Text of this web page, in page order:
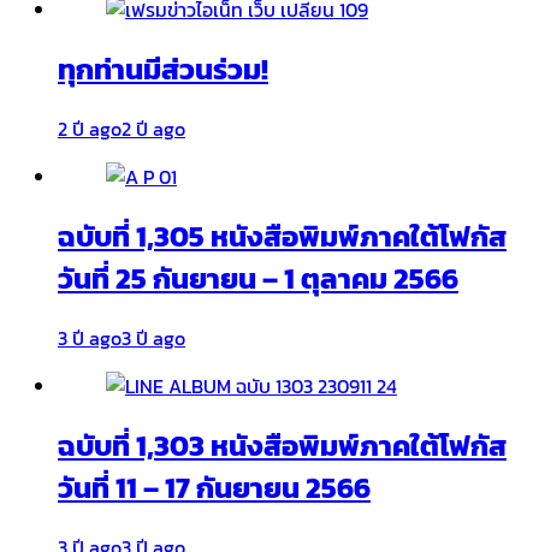
ทุกท่านมีส่วนร่วม!
2 ปี ago2 ปี ago
ฉบับที่ 1,305 หนังสือพิมพ์ภาคใต้โฟกัส
วันที่ 25 กันยายน – 1 ตุลาคม 2566
3 ปี ago3 ปี ago
ฉบับที่ 1,303 หนังสือพิมพ์ภาคใต้โฟกัส
วันที่ 11 – 17 กันยายน 2566